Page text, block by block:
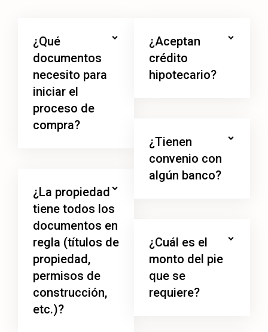
¿Qué
documentos
necesito para
iniciar el
proceso de
compra?
¿La propiedad
tiene todos los
documentos en
regla (títulos de
propiedad,
permisos de
construcción,
etc.)?
¿Aceptan
crédito
hipotecario?
¿Tienen
convenio con
algún banco?
¿Cuál es el
monto del pie
que se
requiere?